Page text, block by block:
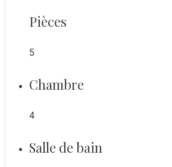
Pièces
5
Chambre
4
Salle de bain